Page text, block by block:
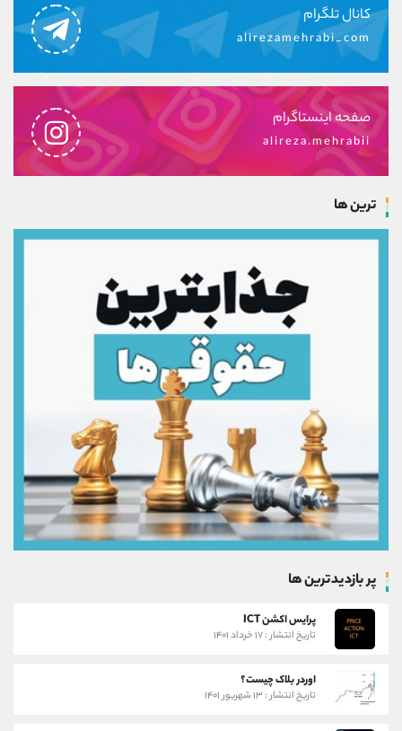
کانال تلگرام
alirezamehrabi_com
صفحه اینستاگرام
alireza.mehrabii
ترین ها
پر بازدیدترین ها
پرایس اکشن ICT
تاریخ انتشار : ۱۷ خرداد ۱۴۰۱
اوردر بلاک چیست؟
تاریخ انتشار : ۱۳ شهریور ۱۴۰۱